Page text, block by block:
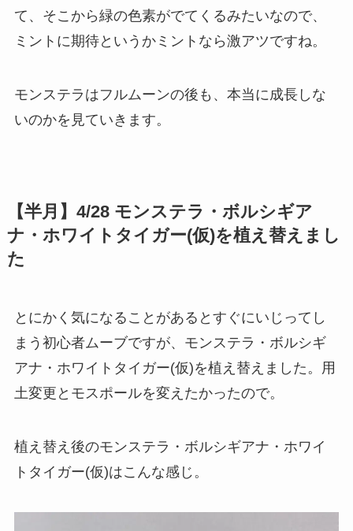
て、そこから緑の色素がでてくるみたいなので、
ミントに期待というかミントなら激アツですね。
モンステラはフルムーンの後も、本当に成長しな
いのかを見ていきます。
【半月】4/28 モンステラ・ボルシギア
ナ・ホワイトタイガー(仮)を植え替えまし
た
とにかく気になることがあるとすぐにいじってし
まう初心者ムーブですが、モンステラ・ボルシギ
アナ・ホワイトタイガー(仮)を植え替えました。用
土変更とモスポールを変えたかったので。
植え替え後のモンステラ・ボルシギアナ・ホワイ
トタイガー(仮)はこんな感じ。